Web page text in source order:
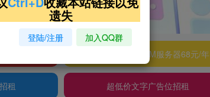
38元/年 阿里云2核2G200M服务器68元/年
租 超低价文字广告位招租
遗失
登陆/注册 加入QQ群